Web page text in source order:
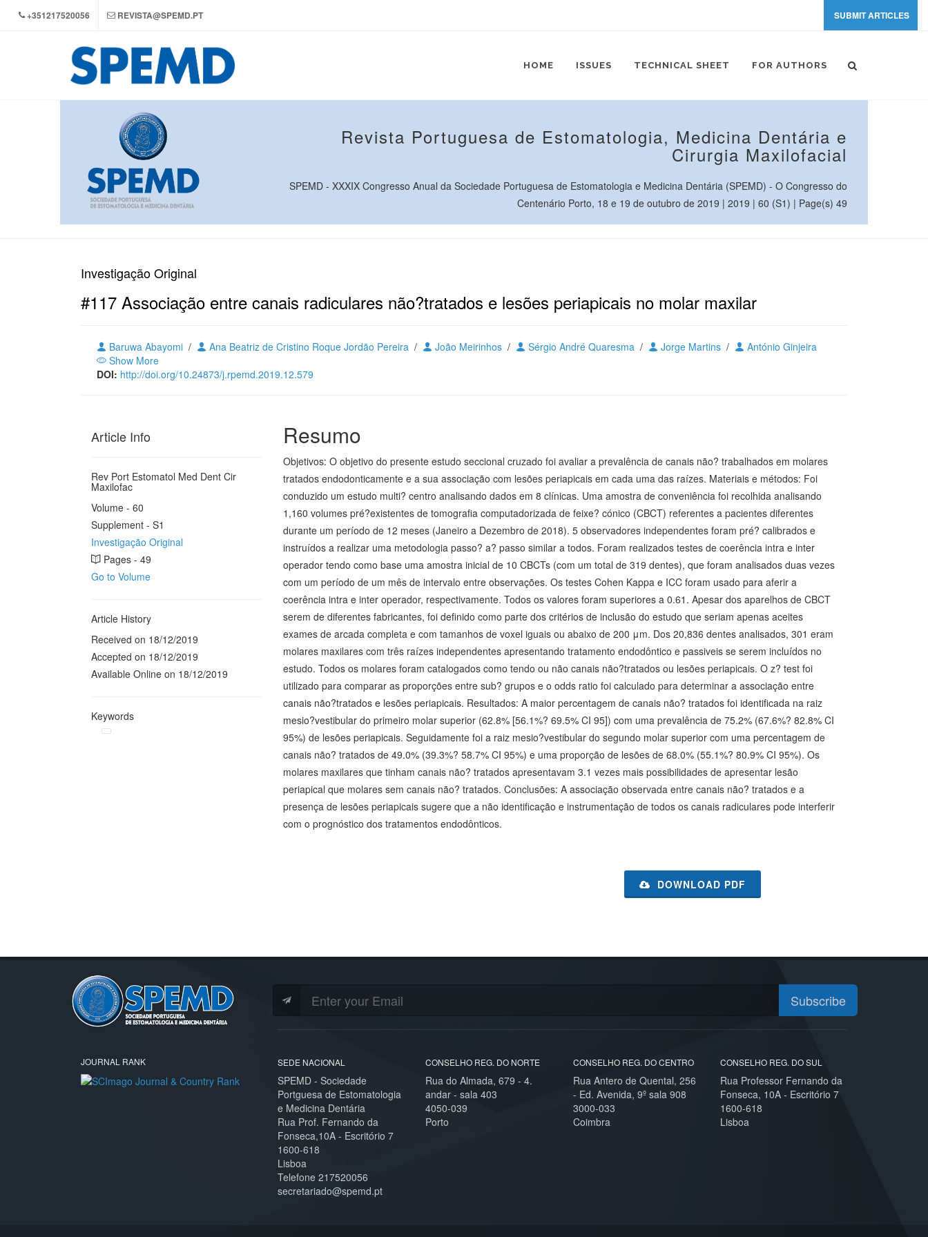
+351217520056 REVISTA@SPEMD.PT SUBMIT ARTICLES
HOME ISSUES TECHNICAL SHEET FOR AUTHORS
Revista Portuguesa de Estomatologia, Medicina Dentária e
Cirurgia Maxilofacial
SPEMD - XXXIX Congresso Anual da Sociedade Portuguesa de Estomatologia e Medicina Dentária (SPEMD) - O Congresso do
Centenário Porto, 18 e 19 de outubro de 2019 | 2019 | 60 (S1) | Page(s) 49
Investigação Original
#117 Associação entre canais radiculares não?tratados e lesões periapicais no molar maxilar
Baruwa Abayomi / Ana Beatriz de Cristino Roque Jordão Pereira / João Meirinhos / Sérgio André Quaresma / Jorge Martins /
António Ginjeira
Show More
DOI: http://doi.org/10.24873/j.rpemd.2019.12.579
Article Info
Rev Port Estomatol Med Dent Cir
Maxilofac
Volume - 60
Supplement - S1
Investigação Original
Pages - 49
Go to Volume
Article History
Received on 18/12/2019
Accepted on 18/12/2019
Available Online on 18/12/2019
Keywords
Resumo
Objetivos: O objetivo do presente estudo seccional cruzado foi avaliar a prevalência de canais não? trabalhados em molares
tratados endodonticamente e a sua associação com lesões periapicais em cada uma das raízes. Materiais e métodos: Foi
conduzido um estudo multi? centro analisando dados em 8 clínicas. Uma amostra de conveniência foi recolhida analisando
1,160 volumes pré?existentes de tomografia computadorizada de feixe? cónico (CBCT) referentes a pacientes diferentes
durante um período de 12 meses (Janeiro a Dezembro de 2018). 5 observadores independentes foram pré? calibrados e
instruídos a realizar uma metodologia passo? a? passo similar a todos. Foram realizados testes de coerência intra e inter
operador tendo como base uma amostra inicial de 10 CBCTs (com um total de 319 dentes), que foram analisados duas vezes
com um período de um mês de intervalo entre observações. Os testes Cohen Kappa e ICC foram usado para aferir a
coerência intra e inter operador, respectivamente. Todos os valores foram superiores a 0.61. Apesar dos aparelhos de CBCT
serem de diferentes fabricantes, foi definido como parte dos critérios de inclusão do estudo que seriam apenas aceites
exames de arcada completa e com tamanhos de voxel iguais ou abaixo de 200 μm. Dos 20,836 dentes analisados, 301 eram
molares maxilares com três raízes independentes apresentando tratamento endodôntico e passiveis se serem incluídos no
estudo. Todos os molares foram catalogados como tendo ou não canais não?tratados ou lesões periapicais. O z? test foi
utilizado para comparar as proporções entre sub? grupos e o odds ratio foi calculado para determinar a associação entre
canais não?tratados e lesões periapicais. Resultados: A maior percentagem de canais não? tratados foi identificada na raiz
mesio?vestibular do primeiro molar superior (62.8% [56.1%? 69.5% CI 95]) com uma prevalência de 75.2% (67.6%? 82.8% CI
95%) de lesões periapicais. Seguidamente foi a raiz mesio?vestibular do segundo molar superior com uma percentagem de
canais não? tratados de 49.0% (39.3%? 58.7% CI 95%) e uma proporção de lesões de 68.0% (55.1%? 80.9% CI 95%). Os
molares maxilares que tinham canais não? tratados apresentavam 3.1 vezes mais possibilidades de apresentar lesão
periapical que molares sem canais não? tratados. Conclusões: A associação observada entre canais não? tratados e a
presença de lesões periapicais sugere que a não identificação e instrumentação de todos os canais radiculares pode interferir
com o prognóstico dos tratamentos endodônticos.
DOWNLOAD PDF
Subscribe
JOURNAL RANK SEDE NACIONAL
SPEMD - Sociedade
Portguesa de Estomatologia
e Medicina Dentária
Rua Prof. Fernando da
Fonseca,10A - Escritório 7
1600-618
Lisboa
Telefone 217520056
secretariado@spemd.pt
CONSELHO REG. DO NORTE
Rua do Almada, 679 - 4.
andar - sala 403
4050-039
Porto
CONSELHO REG. DO CENTRO
Rua Antero de Quental, 256
- Ed. Avenida, 9º sala 908
3000-033
Coimbra
CONSELHO REG. DO SUL
Rua Professor Fernando da
Fonseca, 10A - Escritório 7
1600-618
Lisboa